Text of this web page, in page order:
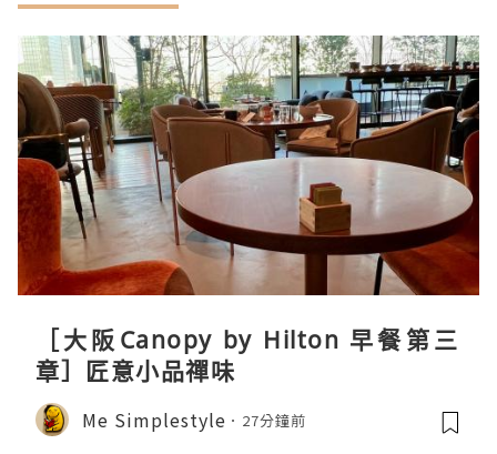
［大阪Canopy by Hilton 早餐第三
章］匠意小品禪味
Me Simplestyle 27分鐘前